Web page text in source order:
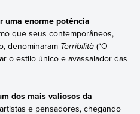
uma enorme potência
que seus contemporâneos,
denominaram Terribilità(“O
o estilo único e avassalador das
dos mais valiosos da
e pensadores, chegando